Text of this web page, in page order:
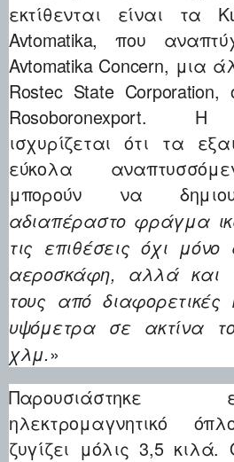
εκτίθενται είναι τα
Avtomatika, που
Avtomatika Concern, μια
Rostec State
Rosoboronexport. Η
ισχυρίζεται ότι τα
εύκολα
μπορούν να
αδιαπέραστο φράγμα
τις επιθέσεις όχι
αεροσκάφη, αλλά και
τους από διαφορετικές
υψόμετρα σε ακτίνα
χλμ.»
ηλεκτρομαγνητικό
ζυγίζει μόλις 3,5